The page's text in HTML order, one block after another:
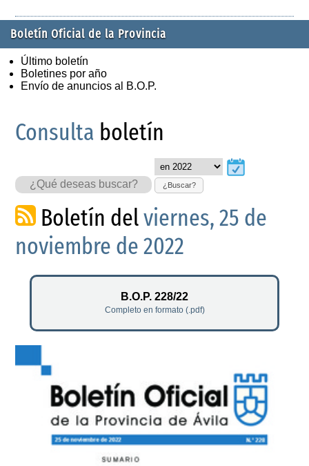
Boletín Oficial de la Provincia
Último boletín
Boletines por año
Envío de anuncios al B.O.P.
Consulta boletín
¿Buscar?
Boletín delviernes, 25 de
noviembre de 2022
B.O.P. 228/22
Completo en formato (.pdf)